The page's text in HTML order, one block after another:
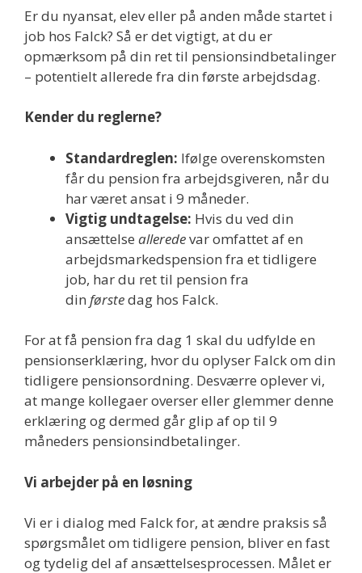
Er du nyansat, elev eller på anden måde startet i
job hos Falck? Så er det vigtigt, at du er
opmærksom på din ret til pensionsindbetalinger
– potentielt allerede fra din første arbejdsdag.
Kender du reglerne?
Standardreglen: Ifølge overenskomsten
får du pension fra arbejdsgiveren, når du
har været ansat i 9 måneder.
Vigtig undtagelse: Hvis du ved din
ansættelse alleredevar omfattet af en
arbejdsmarkedspension fra et tidligere
job, har du ret til pension fra
din førstedag hos Falck.
For at få pension fra dag 1 skal du udfylde en
pensionserklæring, hvor du oplyser Falck om din
tidligere pensionsordning. Desværre oplever vi,
at mange kollegaer overser eller glemmer denne
erklæring og dermed går glip af op til 9
måneders pensionsindbetalinger.
Vi arbejder på en løsning
Vi er i dialog med Falck for, at ændre praksis så
spørgsmålet om tidligere pension, bliver en fast
og tydelig del af ansættelsesprocessen. Målet er